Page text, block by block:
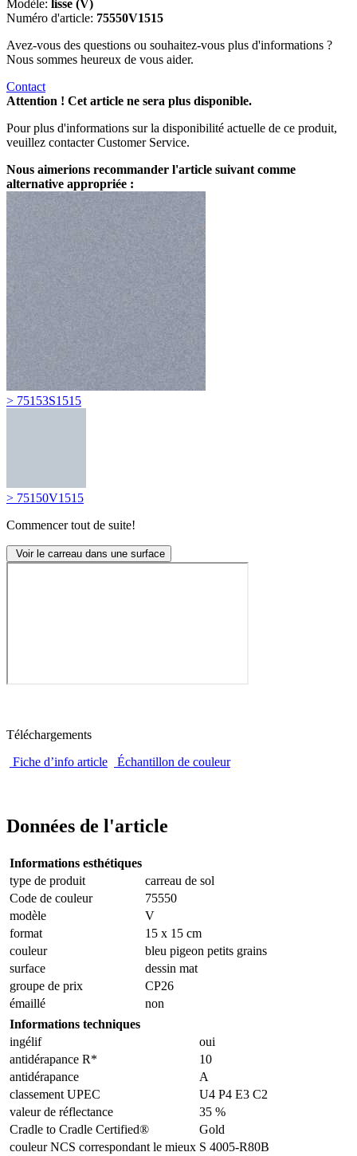
Modèle: lisse (V)
Numéro d'article: 75550V1515
Avez-vous des questions ou souhaitez-vous plus d'informations ?
Nous sommes heureux de vous aider.
Contact
Attention ! Cet article ne sera plus disponible.
Pour plus d'informations sur la disponibilité actuelle de ce produit,
veuillez contacter Customer Service.
Nous aimerions recommander l'article suivant comme
alternative appropriée :
> 75153S1515
> 75150V1515
Commencer tout de suite!
Voir le carreau dans une surface
Téléchargements
Fiche d’info article
Échantillon de couleur
Données de l'article
Informations esthétiques
type de produit
carreau de sol
Code de couleur
75550
modèle
V
format
15 x 15 cm
couleur
bleu pigeon petits grains
surface
dessin mat
groupe de prix
CP26
émaillé
non
Informations techniques
ingélif
oui
antidérapance R*
10
antidérapance
A
classement UPEC
U4 P4 E3 C2
valeur de réflectance
35 %
Cradle to Cradle Certified®
Gold
couleur NCS correspondant le mieux S 4005-R80B